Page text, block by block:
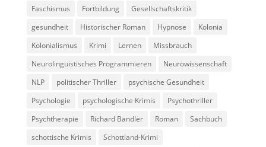
Faschismus
Fortbildung
Gesellschaftskritik
gesundheit
Historischer Roman Hypnose
Kolonia
Kolonialismus
Krimi Lernen
Missbrauch
Neurolinguistisches Programmieren
Neurowissenschaft
NLP
politischer Thriller
psychische Gesundheit
Psychologie
psychologische Krimis
Psychothriller
Psychtherapie
Richard Bandler Roman
Sachbuch
schottische Krimis
Schottland-Krimi